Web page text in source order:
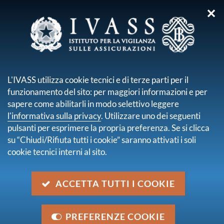
NORMATIVA
Il quadro di riferimento si compone di norme
internazionali, europee e nazionali destinate in modo
regolano più in generale il sistema finanziario.
La normativa nazionale è costituita da norme primarie
✕
L'IVASS utilizza cookie tecnici e di terze parti per il
funzionamento del sito: per maggiori informazioni e per
sapere come abilitarli in modo selettivo leggere
l'informativa sulla privacy. Utilizzare uno dei seguenti
pulsanti per esprimere la propria preferenza. Se si clicca
su “Chiudi/Rifiuta tutti i cookie” saranno attivati i soli
cookie tecnici interni al sito.
ACCETTA TUTTI I COOKIE
PREFERENZE COOKIE